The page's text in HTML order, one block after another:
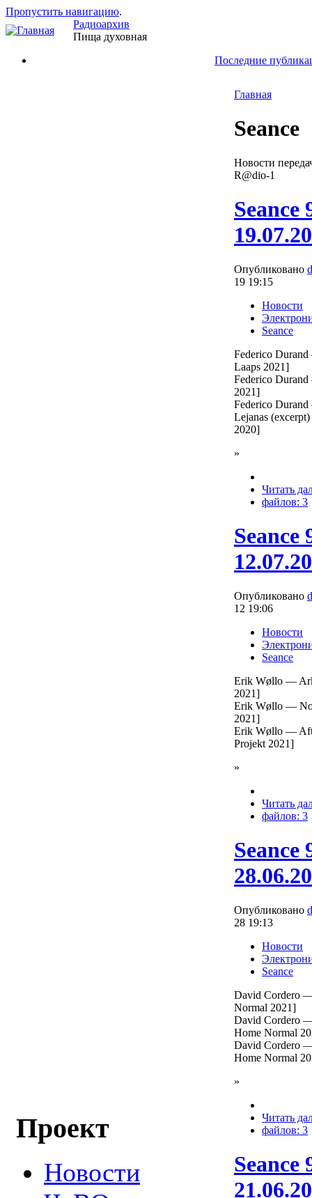
Пропустить навигацию.
Радиоархив
Пища духовная
Последние
Проект
Новости
Главная
Seance
Новости
R@dio-1
Seance
Опубликовано
19 19:15
Новости
Seance
Federico
Laaps 2021]
Federico
2021]
Federico
Lejanas
2020]
»
Читать
файлов: 3
Seance
Опубликовано
12 19:06
Новости
Seance
Erik Wøllo —
2021]
Erik Wøllo —
2021]
Erik Wøllo —
Projekt 2021]
»
Читать
файлов: 3
Seance
Опубликовано
28 19:13
Новости
Seance
David Cordero
Normal 2021]
David Cordero
Home Normal
David Cordero
Home Normal
»
Читать
файлов: 3
Seance